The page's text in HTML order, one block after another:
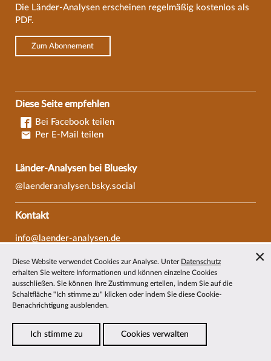
Die Länder-Analysen erscheinen regelmäßig kostenlos als
PDF.
Zum Abonnement
Diese Seite empfehlen
Bei Facebook teilen
Per E-Mail teilen
Länder-Analysen bei Bluesky
@laenderanalysen.bsky.social
Kontakt
info@laender-analysen.de
Fax: 0421/218-69607
Redaktionen
Wissenschaftliche Beiräte
Über die Länder-Analysen
Diese Website verwendet Cookies zur Analyse. Unter Datenschutz
erhalten Sie weitere Informationen und können einzelne Cookies
ausschließen. Sie können Ihre Zustimmung erteilen, indem Sie auf die
Schaltfläche "Ich stimme zu" klicken oder indem Sie diese Cookie-
Benachrichtigung ausblenden.
Ich stimme zu Cookies verwalten